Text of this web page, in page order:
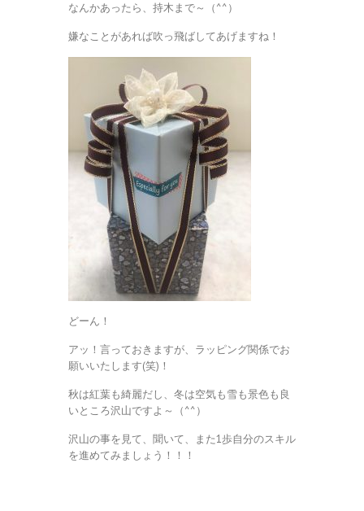
なんかあったら、持木まで～（^^）
嫌なことがあれば吹っ飛ばしてあげますね！
どーん！
アッ！言っておきますが、ラッピング関係でお
願いいたします(笑)！
秋は紅葉も綺麗だし、冬は空気も雪も景色も良
いところ沢山ですよ～（^^）
沢山の事を見て、聞いて、また1歩自分のスキル
を進めてみましょう！！！